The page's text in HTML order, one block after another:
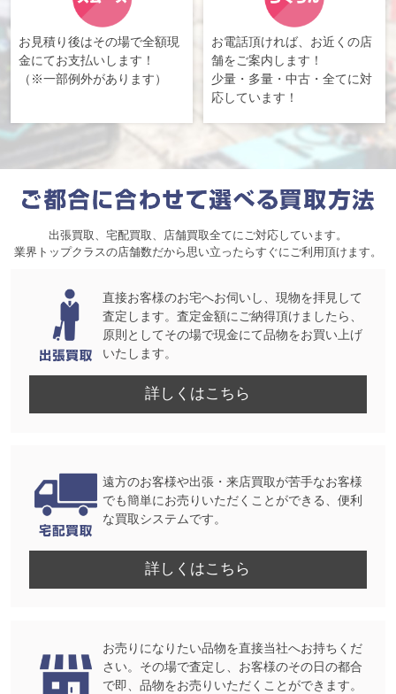
お見積り後はその場で全額現
金にてお支払いします！
（※一部例外があります）
お電話頂ければ、お近くの店
舗をご案内します！
少量・多量・中古・全てに対
応しています！
出張買取、宅配買取、店舗買取全てにご対応しています。
業界トップクラスの店舗数だから思い立ったらすぐにご利用頂けます。
直接お客様のお宅へお伺いし、現物を拝見して
査定します。査定金額にご納得頂けましたら、
原則としてその場で現金にて品物をお買い上げ
いたします。
詳しくはこちら
遠方のお客様や出張・来店買取が苦手なお客様
でも簡単にお売りいただくことができる、便利
な買取システムです。
詳しくはこちら
お売りになりたい品物を直接当社へお持ちくだ
さい。その場で査定し、お客様のその日の都合
で即、品物をお売りいただくことができます。